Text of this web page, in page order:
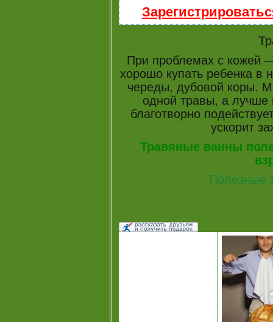
При проблемах с кожей
хорошо купать ребенка в
череды, дубовой коры.
одной травы, а лучше
благотворно
ускорит
Травяные ванны
Полезные